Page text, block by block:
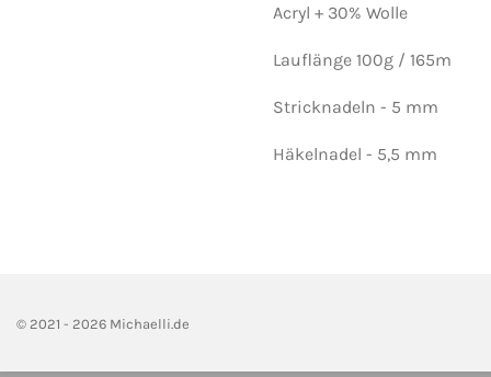
Acryl + 30% Wolle
Lauflänge 100g / 165m
Stricknadeln - 5 mm
Häkelnadel - 5,5 mm
© 2021 - 2026 Michaelli.de